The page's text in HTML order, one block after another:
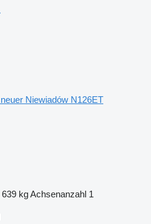
neuer Niewiadów N126ET
639 kgAchsenanzahl 1